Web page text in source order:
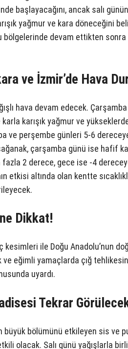
başlayacağını, ancak salı
yağmur ve kara döneceğini
bölgelerinde devam ettikten sonra
ve İzmir’de Hava
hava devam edecek.
karışık yağmur ve
ve perşembe günleri 5-6
çarşamba günü ise hafif
fazla 2 derece, gece ise -4
etkisi altında olan kentte
Dikkat!
kesimleri ile Doğu Anadolu’nun
ve eğimli yamaçlarda çığ
uyardı.
Tekrar
büyük bölümünü etkileyen sis ve
olacak. Salı günü yağışlarla